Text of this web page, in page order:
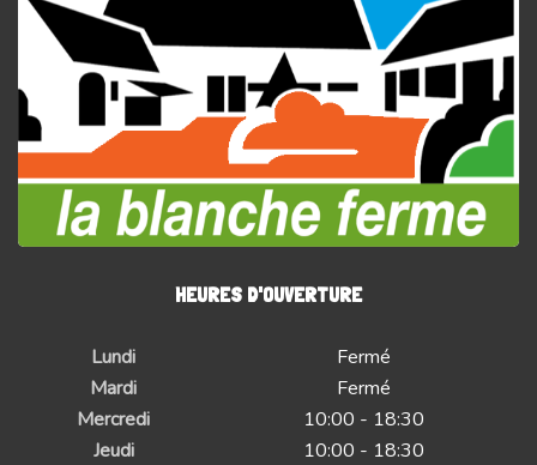
HEURES D'OUVERTURE
Lundi
Fermé
Mardi
Fermé
Mercredi
10:00 - 18:30
Jeudi
10:00 - 18:30